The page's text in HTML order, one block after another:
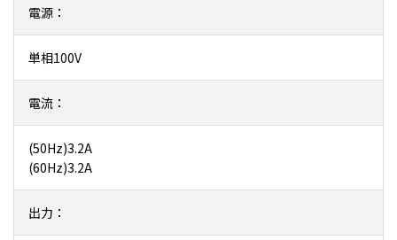
電源：
単相100V
電流：
(50Hz)3.2A
(60Hz)3.2A
出力：